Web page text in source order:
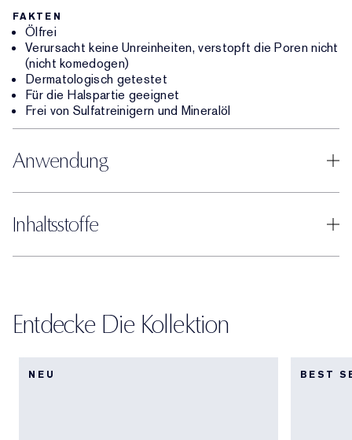
FAKTEN
Ölfrei
Verursacht keine Unreinheiten, verstopft die Poren nicht
(nicht komedogen)
Dermatologisch getestet
Für die Halspartie geeignet
Frei von Sulfatreinigern und Mineralöl
Anwendung
Inhaltsstoffe
Entdecke Die Kollektion
NEU BEST